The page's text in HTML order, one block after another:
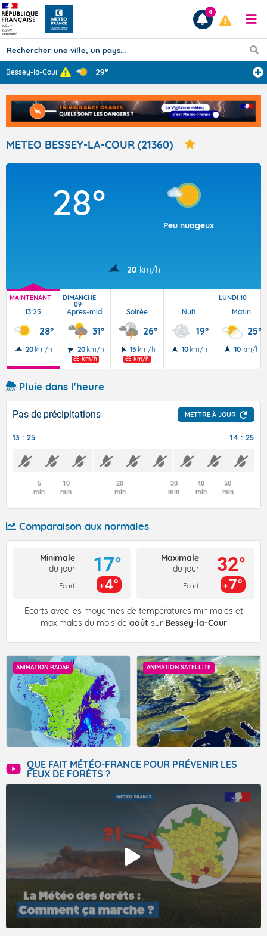
Prévisions
TOUS LES RÉSULTATS
Articles
4
Bessey-la-Cour 29°
METEO BESSEY-LA-COUR (21360)
28°
Peu nuageux
20 km/h
MAINTENANT
13:25
28°
20 km/h
DIMANCHE
09
Après-midi
31°
20 km/h
65 km/h
Soirée
26°
15 km/h
65 km/h
Nuit
19°
10 km/h
LUNDI 10
Matin
25°
10 km/h
Pluie dans l'heure
Pas de précipitations METTRE À JOUR
13 : 25 14 : 25
5
min
10
min
20
min
30
min
40
min
50
min
Comparaison aux normales
Minimale
du jour
Ecart
17°
4°
Maximale
du jour
Ecart
32°
7°
Écarts avec les moyennes de températures minimales et
maximales du mois de août sur Bessey-la-Cour
ANIMATION RADAR ANIMATION SATELLITE
QUE FAIT MÉTÉO-FRANCE POUR PRÉVENIR LES
FEUX DE FORÊTS ?